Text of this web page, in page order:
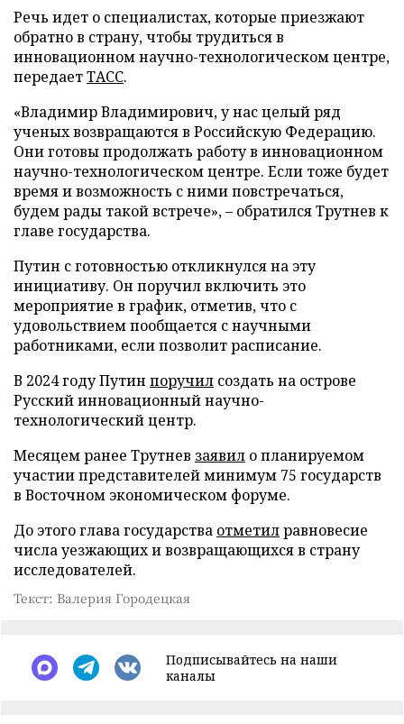
Речь идет о специалистах, которые приезжают
обратно в страну, чтобы трудиться в
инновационном научно-технологическом центре,
передаетТАСС.
«Владимир Владимирович, у нас целый ряд
ученых возвращаются в Российскую Федерацию.
Они готовы продолжать работу в инновационном
научно-технологическом центре. Если тоже будет
время и возможность с ними повстречаться,
будем рады такой встрече», – обратился Трутнев к
главе государства.
Путин с готовностью откликнулся на эту
инициативу. Он поручил включить это
мероприятие в график, отметив, что с
удовольствием пообщается с научными
работниками, если позволит расписание.
В 2024 году Путин поручил создать на острове
Русский инновационный научно-
технологический центр.
Месяцем ранее Трутнев заявил о планируемом
участии представителей минимум 75 государств
в Восточном экономическом форуме.
До этого глава государства отметилравновесие
числа уезжающих и возвращающихся в страну
исследователей.
Текст: Валерия Городецкая
Подписывайтесь на наши
каналы